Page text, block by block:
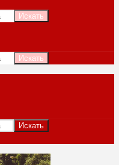
Искать
Искать
Искать